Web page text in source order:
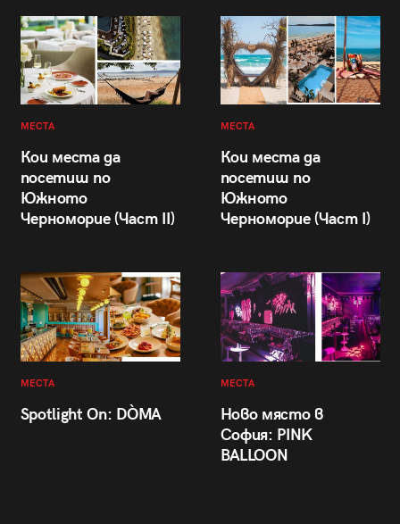
МЕСТА
Кои места да
посетиш по
Южното
Черноморие (Част II)
МЕСТА
Кои места да
посетиш по
Южното
Черноморие (Част I)
МЕСТА
Spotlight On: DÒMA
МЕСТА
Ново място в
София: PINK
BALLOON